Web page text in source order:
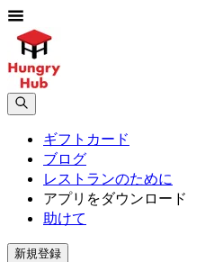
ギフトカード
ブログ
レストランのために
アプリをダウンロード
助けて
新規登録